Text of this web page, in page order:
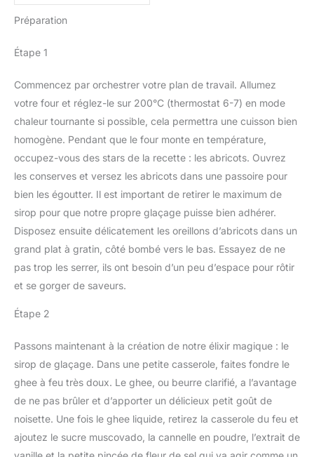
Préparation
Étape 1
Commencez par orchestrer votre plan de travail. Allumez
votre four et réglez-le sur 200°C (thermostat 6-7) en mode
chaleur tournante si possible, cela permettra une cuisson bien
homogène. Pendant que le four monte en température,
occupez-vous des stars de la recette : les abricots. Ouvrez
les conserves et versez les abricots dans une passoire pour
bien les égoutter. Il est important de retirer le maximum de
sirop pour que notre propre glaçage puisse bien adhérer.
Disposez ensuite délicatement les oreillons d’abricots dans un
grand plat à gratin, côté bombé vers le bas. Essayez de ne
pas trop les serrer, ils ont besoin d’un peu d’espace pour rôtir
et se gorger de saveurs.
Étape 2
Passons maintenant à la création de notre élixir magique : le
sirop de glaçage. Dans une petite casserole, faites fondre le
ghee à feu très doux. Le ghee, ou beurre clarifié, a l’avantage
de ne pas brûler et d’apporter un délicieux petit goût de
noisette. Une fois le ghee liquide, retirez la casserole du feu et
ajoutez le sucre muscovado, la cannelle en poudre, l’extrait de